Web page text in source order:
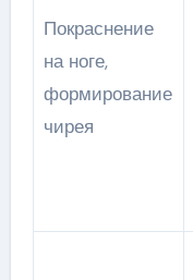
Покраснение
на ноге,
формирование
чирея